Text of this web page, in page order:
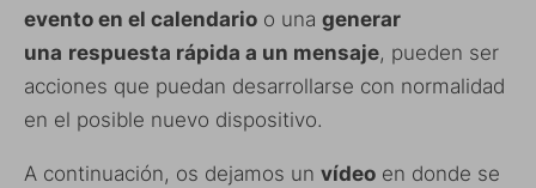
evento en el calendario o una generar
una respuesta rápida a un mensaje, pueden ser
acciones que puedan desarrollarse con normalidad
en el posible nuevo dispositivo.
A continuación, os dejamos un vídeo en donde se